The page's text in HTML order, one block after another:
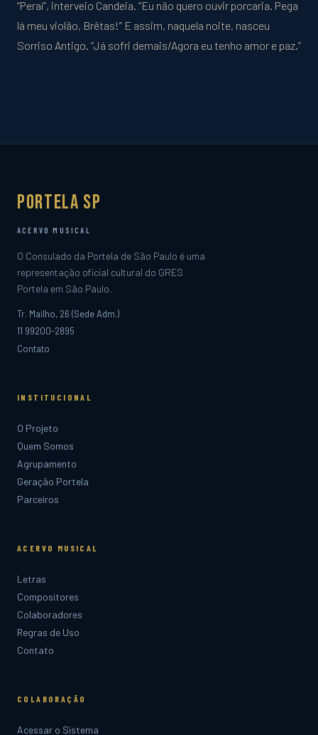
“Peraí”, interveio Candeia. “Eu não quero ouvir porcaria. Pega
lá meu violão, Brêtas!” E assim, naquela noite, nasceu
Sorriso Antigo. “Já sofri demais/Agora eu tenho amor e paz.”
Portela SP
ACERVO MUSICAL
O Consulado da Portela de São Paulo é uma
representação oficial cultural do GRES
Portela em São Paulo.
Tr. Mailho, 26 (Sede Adm.)
11 99200-2895
Contato
INSTITUCIONAL
O Projeto
Quem Somos
Agrupamento
Geração Portela
Parceiros
ACERVO MUSICAL
Letras
Compositores
Colaboradores
Regras de Uso
Contato
COLABORAÇÃO
Acessar o Sistema